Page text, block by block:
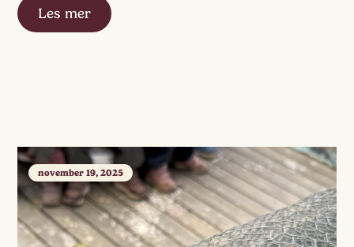
Les mer
november 19, 2025